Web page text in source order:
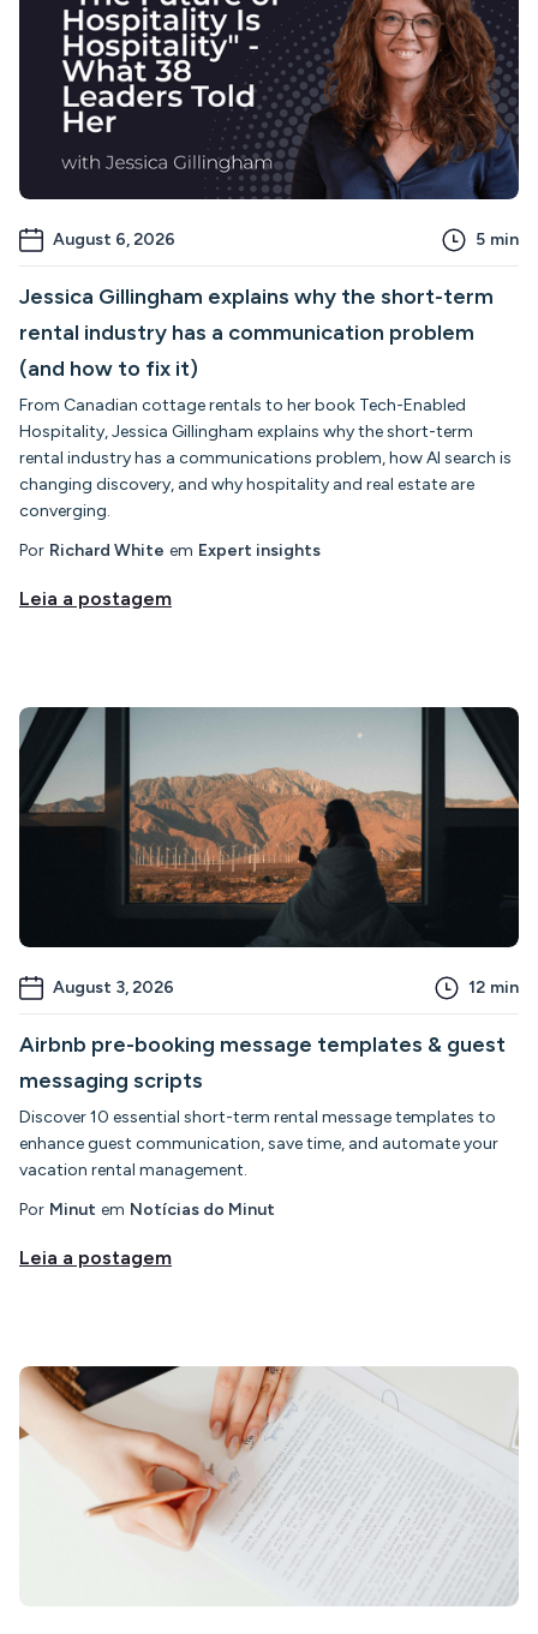
August 6, 2026 5 min
Jessica Gillingham explains why the short-term
rental industry has a communication problem
(and how to fix it)
From Canadian cottage rentals to her book Tech-Enabled
Hospitality, Jessica Gillingham explains why the short-term
rental industry has a communications problem, how AI search is
changing discovery, and why hospitality and real estate are
converging.
Por Richard White em Expert insights
Leia a postagem
August 3, 2026 12 min
Airbnb pre-booking message templates & guest
messaging scripts
Discover 10 essential short-term rental message templates to
enhance guest communication, save time, and automate your
vacation rental management.
Por Minut em Notícias do Minut
Leia a postagem